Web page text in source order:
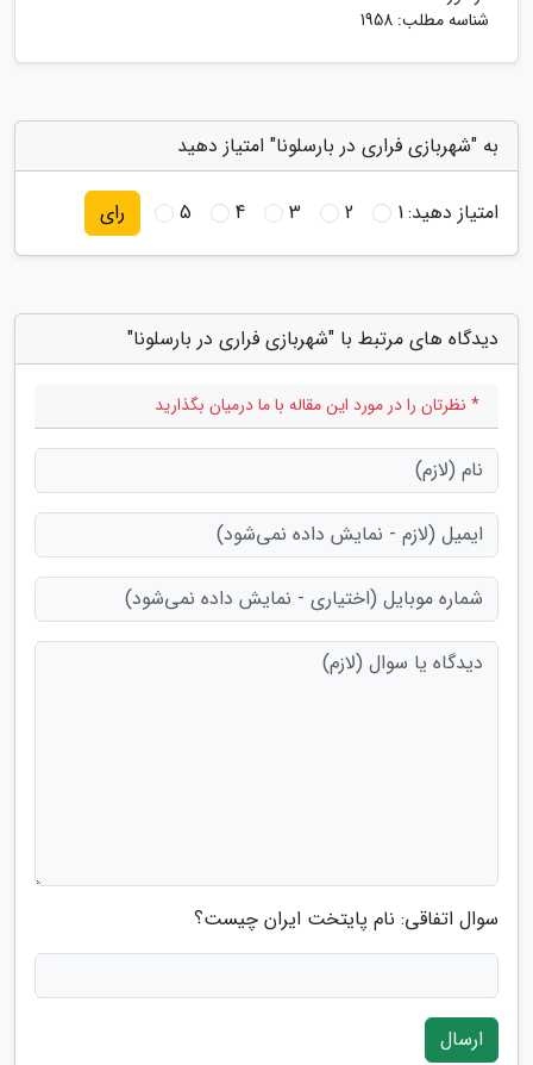
شناسه مطلب: 1958
به "شهربازی فراری در بارسلونا" امتیاز دهید
امتیاز دهید:1
2
3
4
5 رای
دیدگاه های مرتبط با "شهربازی فراری در بارسلونا"
* نظرتان را در مورد این مقاله با ما درمیان بگذارید
سوال اتفاقی: نام پایتخت ایران چیست؟
ارسال